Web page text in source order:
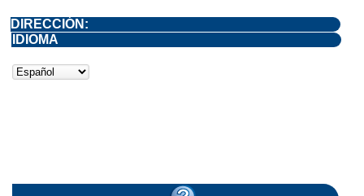
DIRECCIÓN:
IDIOMA